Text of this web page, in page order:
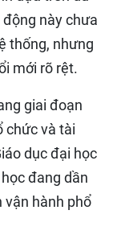
động này chưa
thống, nhưng
mới rõ rệt.
giai đoạn
chức và tài
dục đại học
đang dần
vận hành phổ